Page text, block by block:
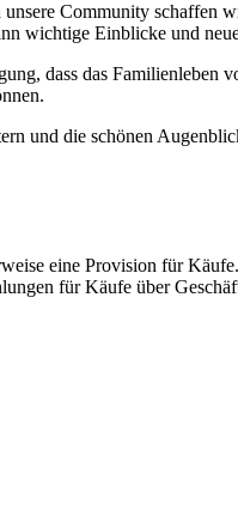
Community schaffen
wichtige Einblicke und
dass das Familienleben
und die schönen
eine Provision für Käufe.
für Käufe über